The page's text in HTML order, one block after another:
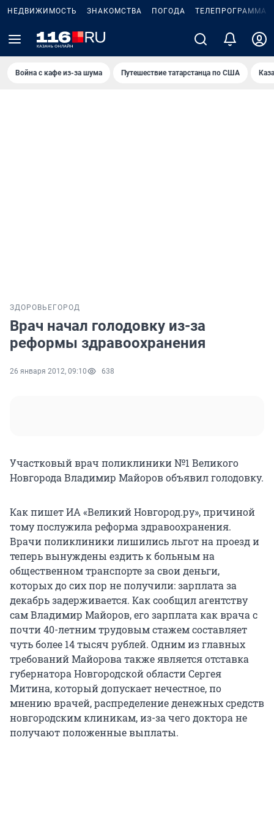
НЕДВИЖИМОСТЬ ЗНАКОМСТВА ПОГОДА ТЕЛЕПРОГРАММА
Война с кафе из-за шума Путешествие татарстанца по США
ЗДОРОВЬЕ ГОРОД
Врач начал голодовку из-за
реформы здравоохранения
26 января 2012, 09:10 638
Участковый врач поликлиники №1 Великого
Новгорода Владимир Майоров объявил голодовку.
Как пишет ИА «Великий Новгород.ру», причиной
тому послужила реформа здравоохранения.
Врачи поликлиники лишились льгот на проезд и
теперь вынуждены ездить к больным на
общественном транспорте за свои деньги,
которых до сих пор не получили: зарплата за
декабрь задерживается. Как сообщил агентству
сам Владимир Майоров, его зарплата как врача с
почти 40-летним трудовым стажем составляет
чуть более 14 тысяч рублей. Одним из главных
требований Майорова также является отставка
губернатора Новгородской области Сергея
Митина, который допускает нечестное, по
мнению врачей, распределение денежных средств
новгородским клиникам, из-за чего доктора не
получают положенные выплаты.